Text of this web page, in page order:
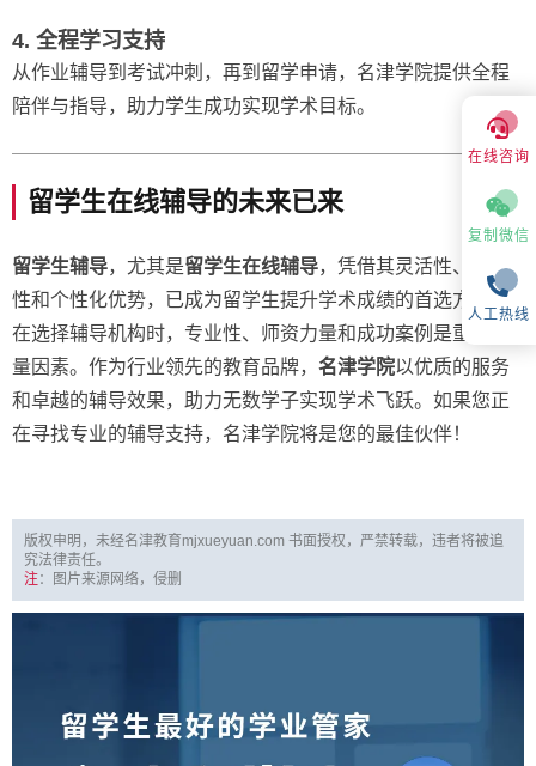
4. 全程学习支持
从作业辅导到考试冲刺，再到留学申请，名津学院提供全程
陪伴与指导，助力学生成功实现学术目标。
留学生在线辅导的未来已来
留学生辅导，尤其是留学生在线辅导，凭借其灵活性、高效
性和个性化优势，已成为留学生提升学术成绩的首选方式。
在选择辅导机构时，专业性、师资力量和成功案例是重要考
量因素。作为行业领先的教育品牌， 名津学院以优质的服务
和卓越的辅导效果，助力无数学子实现学术飞跃。如果您正
在寻找专业的辅导支持，名津学院将是您的最佳伙伴！
版权申明，未经名津教育mjxueyuan.com 书面授权，严禁转载，违者将被追
究法律责任。
注：图片来源网络，侵删
在线咨询
复制微信
人工热线